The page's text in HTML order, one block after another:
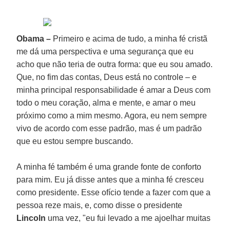
Obama – Primeiro e acima de tudo, a minha fé cristã
me dá uma perspectiva e uma segurança que eu
acho que não teria de outra forma: que eu sou amado.
Que, no fim das contas, Deus está no controle – e
minha principal responsabilidade é amar a Deus com
todo o meu coração, alma e mente, e amar o meu
próximo como a mim mesmo. Agora, eu nem sempre
vivo de acordo com esse padrão, mas é um padrão
que eu estou sempre buscando.
A minha fé também é uma grande fonte de conforto
para mim. Eu já disse antes que a minha fé cresceu
como presidente. Esse ofício tende a fazer com que a
pessoa reze mais, e, como disse o presidente
Lincoln uma vez, "eu fui levado a me ajoelhar muitas